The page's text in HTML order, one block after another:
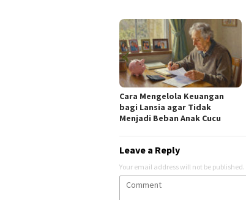
Cara Mengelola Keuangan
bagi Lansia agar Tidak
Menjadi Beban Anak Cucu
Leave a Reply
Your email address will not be published.